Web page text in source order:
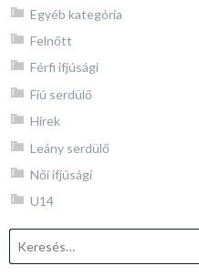
Egyéb kategória
Felnőtt
Férfi ifjúsági
Fiú serdülő
Hírek
Leány serdülő
Női ifjúsági
U14